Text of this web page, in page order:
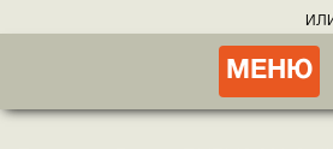
МЕНЮ